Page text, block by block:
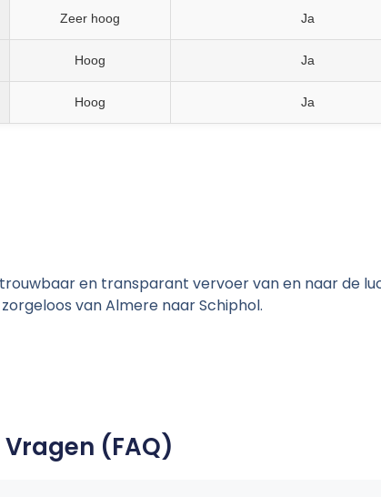
Zeer hoog Ja
Hoog Ja
Hoog Ja
en transparant vervoer van en naar de
van Almere naar Schiphol.
(FAQ)